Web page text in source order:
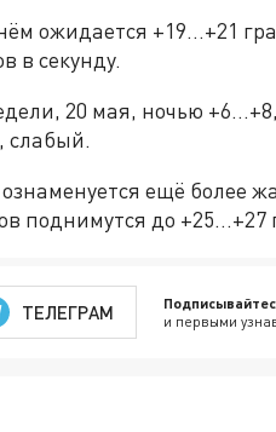
ожидается +19…+21
в секунду.
20 мая, ночью
слабый.
ознаменуется ещё
поднимутся до +25…+27
ТЕЛЕГРАМ и первыми